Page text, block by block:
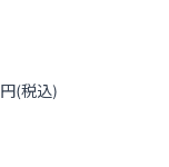
円(税込)